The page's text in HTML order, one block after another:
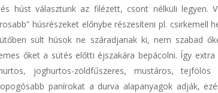
húst választunk az filézett, csont nélküli legyen.
húsrészeket előnybe részesíteni pl. csirkemell
sült húsok ne száradjanak ki, nem szabad
őket a sütés előtti éjszakára bepácolni. Így
joghurtos-zöldfűszeres, mustáros,
panírokat a durva alapanyagok adják,